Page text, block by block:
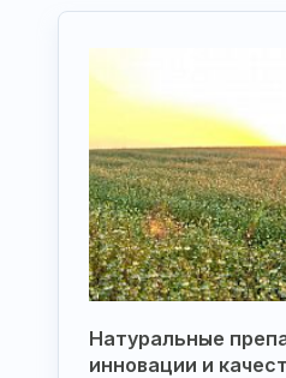
Натуральные
инновации и